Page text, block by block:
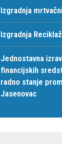
Izgradnja
Izgradnja
Jednostavna
financijskih
radno stanje
Jasenovac